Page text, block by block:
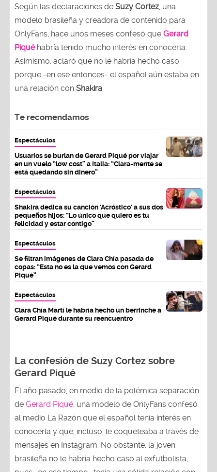
Según las declaraciones de Suzy Cortez , una
modelo brasileña y creadora de contenido para
OnlyFans, hace unos meses confesó que Gerard
Piquéhabría tenido mucho interés en conocerla.
Asimismo, aclaró que no le habría hecho caso
porque -en ese entonces- el español aún estaba en
una relación con Shakira
Te recomendamos
Espectáculos
Usuarios se burlan de Gerard Piqué por viajar
en un vuelo “low cost” a Italia: “Clara-mente se
está quedando sin dinero”
Espectáculos
Shakira dedica su canción ‘Acróstico’ a sus dos
pequeños hijos: “Lo único que quiero es tu
felicidad y estar contigo”
Espectáculos
Se filtran imágenes de Clara Chía pasada de
copas: “Esta no es la que vemos con Gerard
Piqué”
Espectáculos
Clara Chía Martí le habría hecho un berrinche a
Gerard Piqué durante su reencuentro
La confesión de Suzy Cortez sobre
Gerard Piqué
El año pasado, en medio de la polémica separación
de Gerard Piqué , una modelo de OnlyFans confesó
al medio La Razón que el español tenía interés en
conocerla y que, incluso, le coqueteaba a través de
mensajes en Instagram. No obstante, la joven
brasileña no le habría hecho caso al exfutbolista,